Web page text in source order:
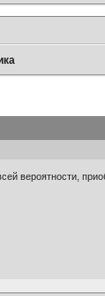
вероятности,